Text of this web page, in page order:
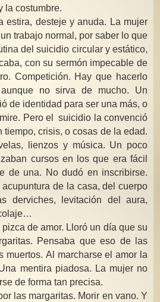
la costumbre.
estira, desteje y anuda. La mujer
trabajo normal, por saber lo que
del suicidio circular y estático,
con su sermón impecable de
Competición. Hay que hacerlo
no sirva de mucho. Un
de identidad para ser una más, o
Pero el suicidio la convenció
tiempo, crisis, o cosas de la edad.
lienzos y música. Un poco
cursos en los que era fácil
de una. No dudó en inscribirse.
de la casa, del cuerpo
derviches, levitación del aura,
de amor. Lloró un día que su
Pensaba que eso de las
muertos. Al marcharse el amor la
mentira piadosa. La mujer no
de forma tan precisa.
las margaritas. Morir en vano. Y